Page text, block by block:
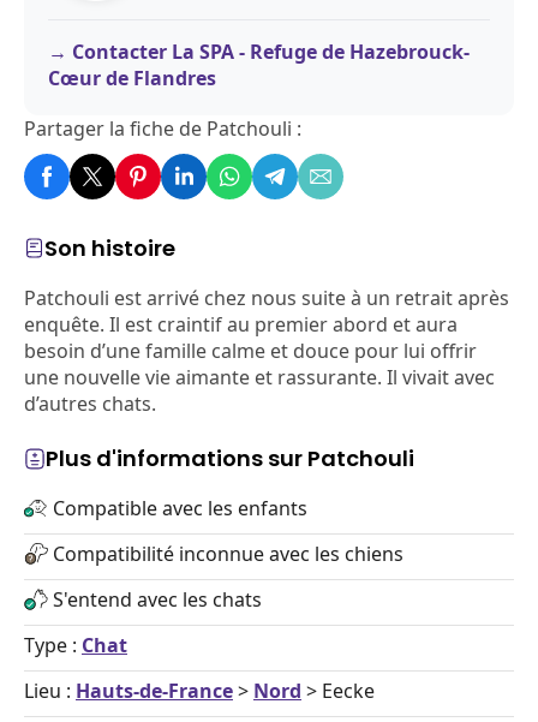
Son histoire
Patchouli est arrivé chez nous suite à un retrait après
enquête. Il est craintif au premier abord et aura
besoin d’une famille calme et douce pour lui offrir
une nouvelle vie aimante et rassurante. Il vivait avec
d’autres chats.
Plus d'informations sur Patchouli
Compatible avec les enfants
Compatibilité inconnue avec les chiens
S'entend avec les chats
Type : Chat
Lieu : Hauts-de-France> Nord > Eecke
Contacter La SPA - Refuge de Hazebrouck-
Cœur de Flandres
Partager la fiche de Patchouli :